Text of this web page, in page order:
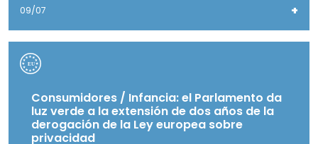
09/07 +
Consumidores / Infancia: el Parlamento da
luz verde a la extensión de dos años de la
derogación de la Ley europea sobre
privacidad